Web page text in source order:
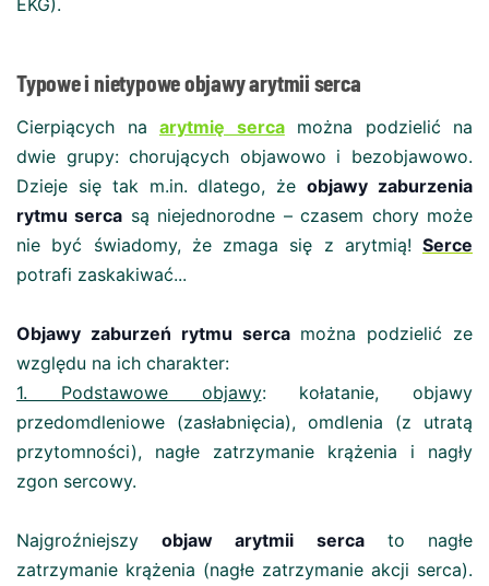
Typowe i nietypowe objawy arytmii serca
Cierpiących na arytmię sercamożna podzielić na
dwie grupy: chorujących objawowo i bezobjawowo.
Dzieje się tak m.in. dlatego, żeobjawy zaburzenia
rytmu serca są niejednorodne – czasem chory może
nie być świadomy, że zmaga się z arytmią! Serce
potrafi zaskakiwać...
Objawy zaburzeń rytmu sercamożna podzielić ze
względu na ich charakter:
1. Podstawowe objawy: kołatanie, objawy
przedomdleniowe (zasłabnięcia), omdlenia (z utratą
przytomności), nagłe zatrzymanie krążenia i nagły
zgon sercowy.
Najgroźniejszyobjaw arytmii sercato nagłe
zatrzymanie krążenia (nagłe zatrzymanie akcji serca).